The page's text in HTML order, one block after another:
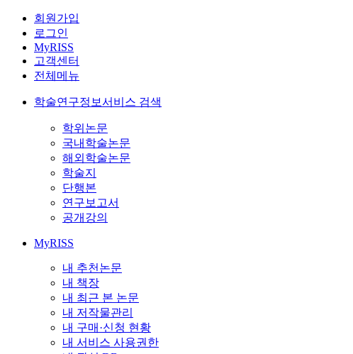
회원가입
로그인
MyRISS
고객센터
전체메뉴
학술연구정보서비스 검색
학위논문
국내학술논문
해외학술논문
학술지
단행본
연구보고서
공개강의
MyRISS
내 추천논문
내 책장
내 최근 본 논문
내 저작물관리
내 구매·신청 현황
내 서비스 사용권한